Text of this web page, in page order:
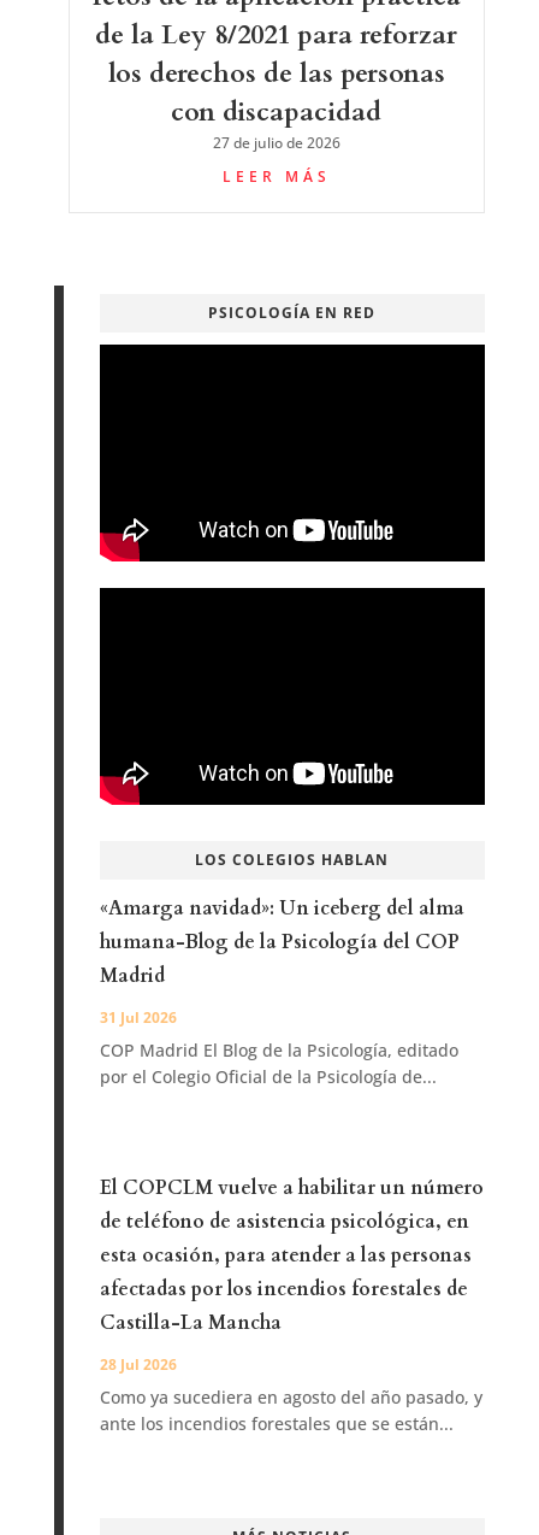
de la Ley 8/2021 para reforzar
los derechos de las personas
con discapacidad
27 de julio de 2026
LEER MÁS
PSICOLOGÍA EN RED
LOS COLEGIOS HABLAN
«Amarga navidad»: Un iceberg del alma
humana-Blog de la Psicología del COP
Madrid
31 Jul 2026
COP Madrid El Blog de la Psicología, editado
por el Colegio Oficial de la Psicología de...
El COPCLM vuelve a habilitar un número
de teléfono de asistencia psicológica, en
esta ocasión, para atender a las personas
afectadas por los incendios forestales de
Castilla-La Mancha
28 Jul 2026
Como ya sucediera en agosto del año pasado, y
ante los incendios forestales que se están...